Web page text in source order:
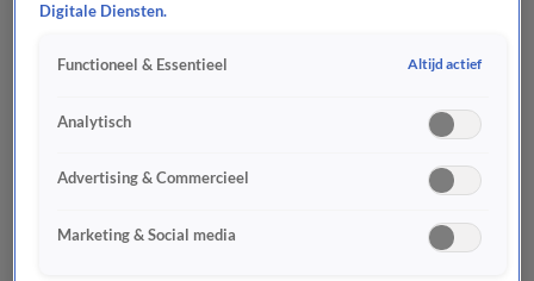
Digitale Diensten.
Functioneel & Essentieel Altijd actief
Analytisch
Advertising & Commercieel
Marketing & Social media